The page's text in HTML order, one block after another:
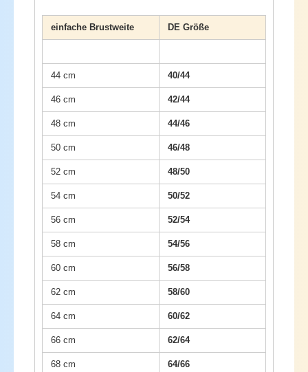
einfache Brustweite DE Größe
44 cm 40/44
46 cm 42/44
48 cm 44/46
50 cm 46/48
52 cm 48/50
54 cm 50/52
56 cm 52/54
58 cm 54/56
60 cm 56/58
62 cm 58/60
64 cm 60/62
66 cm 62/64
68 cm 64/66